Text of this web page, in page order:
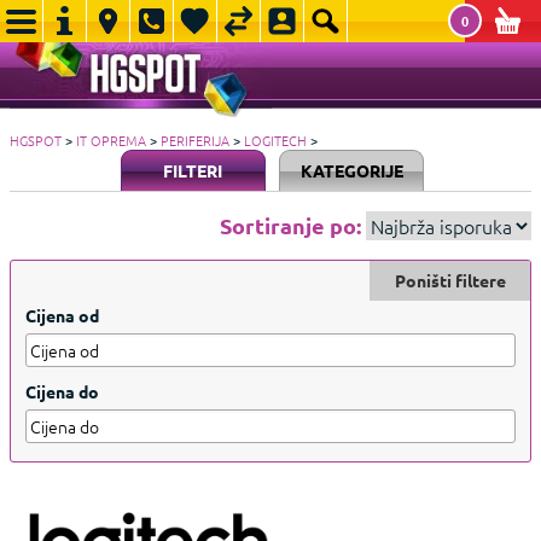
0
HGSPOT> IT OPREMA> PERIFERIJA> LOGITECH >
FILTERI KATEGORIJE
Sortiranje po:
Cijena od
Cijena do
Poništi filtere